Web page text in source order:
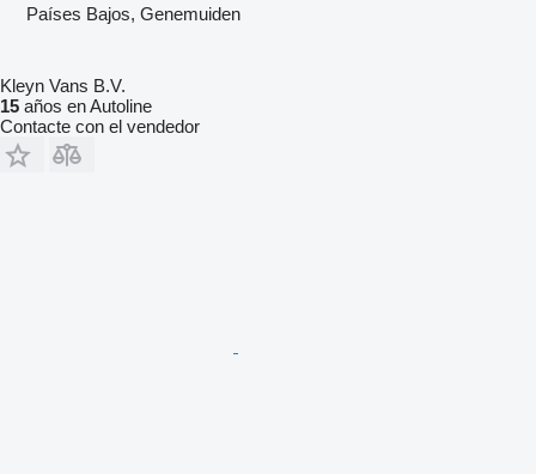
Países Bajos, Genemuiden
Kleyn Vans B.V.
15 años en Autoline
Contacte con el vendedor